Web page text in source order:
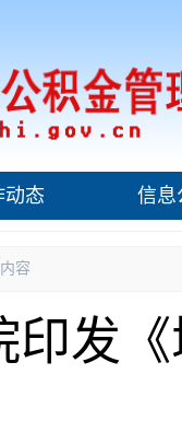
动态 信息
容
印发